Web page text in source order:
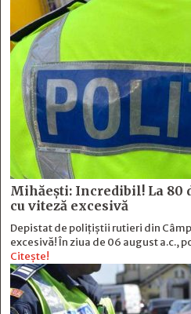
Mihăești: Incredibil! La 80
cu viteză excesivă
Depistat de polițiștii rutieri din
excesivă! În ziua de 06 august
Citește!